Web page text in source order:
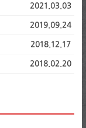
2021.03.03
2019.09.24
2018.12.17
2018.02.20